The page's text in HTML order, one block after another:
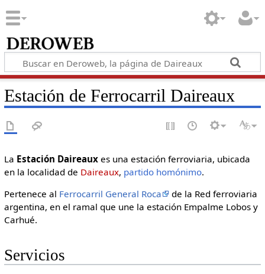
Estación de Ferrocarril Daireaux
La Estación Daireauxes una estación ferroviaria, ubicada
en la localidad de Daireaux, partido homónimo.
Pertenece al Ferrocarril General Roca
de la Red ferroviaria
argentina, en el ramal que une la estación Empalme Lobos y
Carhué.
Servicios